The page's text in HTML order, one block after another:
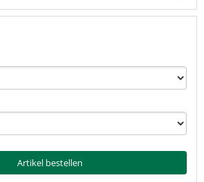
Artikel bestellen